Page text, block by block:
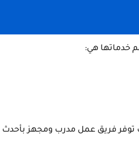
خدماتها هي:
توفر فريق عمل مدرب ومجهز بأحدث